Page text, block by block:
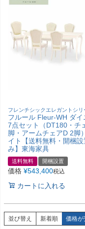
フレンチシックエレガントシリ
フルール Fleur-WH ダイ
7点セット（DT180・チ
脚・アームチェアD 2脚
イト【送料無料・開梱設
み】東海家具
送料無料 開梱設置
価格 ¥543,400税込
カートに入れる
並び替え 新着順 価格が